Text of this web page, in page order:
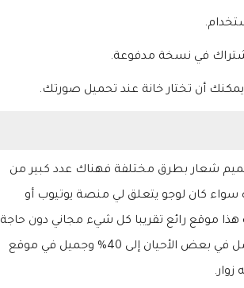
في نسخة مدفوعة.
أن تختار خانة عند تحميل صورتك.
شعار بطرق مختلفة فهناك عدد كبير من
كان لوجو يتعلق لي منصة يوتيوب أو
رائع تقريبا كل شيء مجاني دون حاجة
لكي تدفع أي نقود هناك أشياء مدفوعة ويوجد تخفيض قد يصل في بعض الأحيان إلى 40% وجميل في موقع